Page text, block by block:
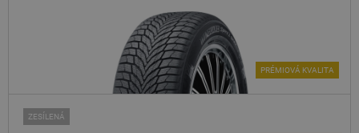
ZESÍLENÁ
PRÉMIOVÁ KVALITA